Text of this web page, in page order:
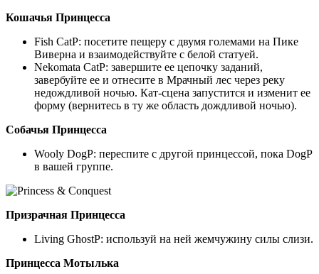
Кошачья Принцесса
Fish CatP: посетите пещеру с двумя големами на Пике
Виверна и взаимодействуйте с белой статуей.
Nekomata CatP: завершите ее цепочку заданий,
завербуйте ее и отнесите в Мрачный лес через реку
недождливой ночью. Кат-сцена запустится и изменит ее
форму (вернитесь в ту же область дождливой ночью).
Собачья Принцесса
Wooly DogP: переспите с другой принцессой, пока DogP
в вашей группе.
Призрачная Принцесса
Living GhostP: используй на ней жемчужину силы слизи.
Принцесса Мотылька